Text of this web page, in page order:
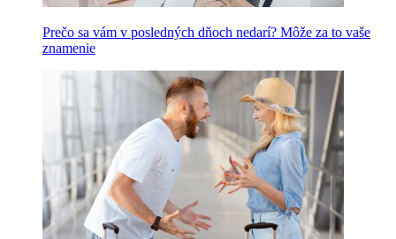
Prečo sa vám v posledných dňoch nedarí? Môže za to vaše
znamenie